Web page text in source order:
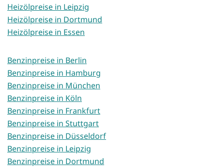
Heizölpreise in Leipzig
Heizölpreise in Dortmund
Heizölpreise in Essen
Benzinpreise in Berlin
Benzinpreise in Hamburg
Benzinpreise in München
Benzinpreise in Köln
Benzinpreise in Frankfurt
Benzinpreise in Stuttgart
Benzinpreise in Düsseldorf
Benzinpreise in Leipzig
Benzinpreise in Dortmund